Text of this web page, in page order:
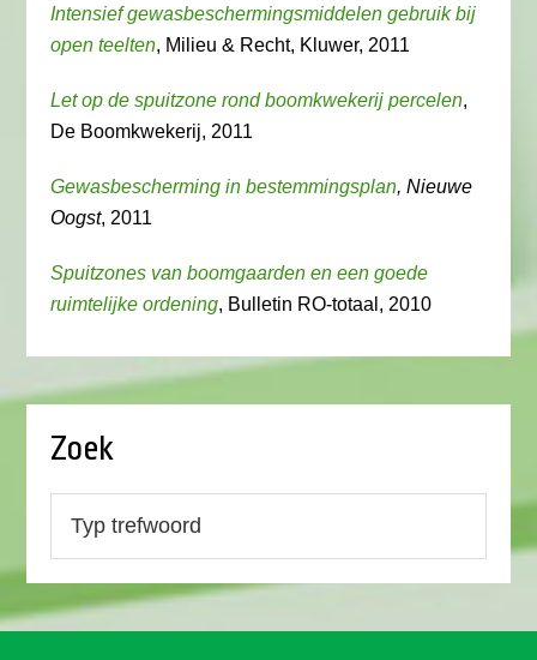
Intensief gewasbeschermingsmiddelen gebruik bij
open teelten, Milieu & Recht, Kluwer, 2011
Let op de spuitzone rond boomkwekerij percelen,
De Boomkwekerij, 2011
Gewasbescherming in bestemmingsplan, Nieuwe
Oogst, 2011
Spuitzones van boomgaarden en een goede
ruimtelijke ordening, Bulletin RO-totaal, 2010
Zoek